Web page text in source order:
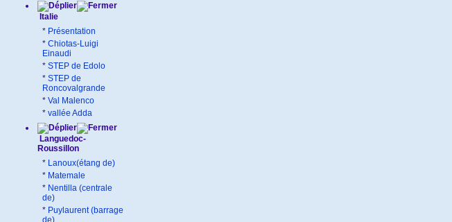
Italie
* Présentation
* Chiotas-Luigi
Einaudi
* STEP de Edolo
* STEP de
Roncovalgrande
* Val Malenco
* vallée Adda
Languedoc-
Roussillon
* Lanoux(étang de)
* Matemale
* Nentilla (centrale
de)
* Puylaurent (barrage
de)